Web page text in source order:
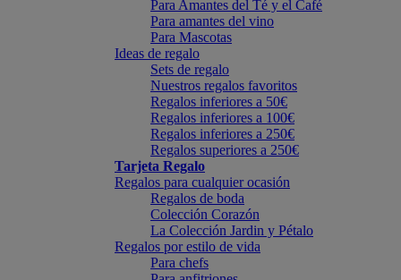
Para Amantes del Té y el Café
Para amantes del vino
Para Mascotas
Ideas de regalo
Sets de regalo
Nuestros regalos favoritos
Regalos inferiores a 50€
Regalos inferiores a 100€
Regalos inferiores a 250€
Regalos superiores a 250€
Tarjeta Regalo
Regalos para cualquier ocasión
Regalos de boda
Colección Corazón
La Colección Jardin y Pétalo
Regalos por estilo de vida
Para chefs